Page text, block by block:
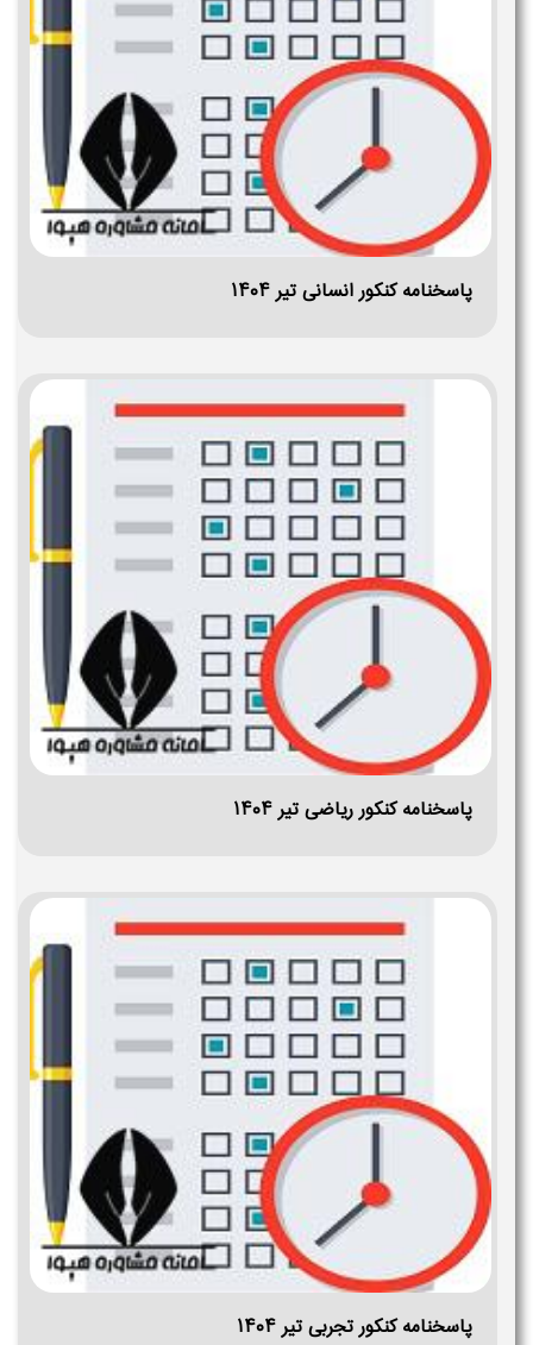
پاسخنامه کنکور انسانی تیر ۱۴۰۴
پاسخنامه کنکور ریاضی تیر ۱۴۰۴
پاسخنامه کنکور تجربی تیر ۱۴۰۴